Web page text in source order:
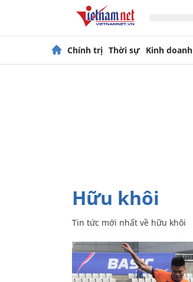
Chính trị Thời sự Kinh doanh
hữu khôi
Tin tức mới nhất về hữu khôi